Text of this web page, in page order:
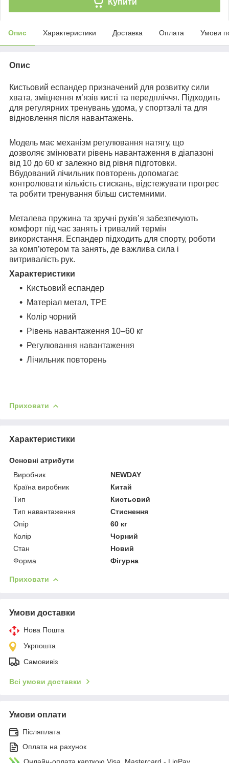
Опис Характеристики Доставка Оплата Умови
Опис
Кистьовий еспандер призначений для розвитку сили
хвата, зміцнення м’язів кисті та передпліччя. Підходить
для регулярних тренувань удома, у спортзалі та для
відновлення після навантажень.
Модель має механізм регулювання натягу, що
дозволяє змінювати рівень навантаження в діапазоні
від 10 до 60 кг залежно від рівня підготовки.
Вбудований лічильник повторень допомагає
контролювати кількість стискань, відстежувати прогрес
та робити тренування більш системними.
Металева пружина та зручні руків’я забезпечують
комфорт під час занять і тривалий термін
використання. Еспандер підходить для спорту, роботи
за комп’ютером та занять, де важлива сила і
витривалість рук.
Характеристики
Кистьовий еспандер
Матеріал метал, TPE
Колір чорний
Рівень навантаження 10–60 кг
Регулювання навантаження
Лічильник повторень
Приховати
Характеристики
Основні атрибути
Виробник
NEWDAY
Країна виробник
Китай
Тип
Кистьовий
Тип навантаження
Стиснення
Опір
60 кг
Колір
Чорний
Стан
Новий
Форма
Фігурна
Приховати
Умови доставки
Нова Пошта
Укрпошта
Самовивіз
Всі умови доставки
Умови оплати
Післяплата
Оплата на рахунок
Онлайн-оплата карткою Visa, Mastercard - LiqPay